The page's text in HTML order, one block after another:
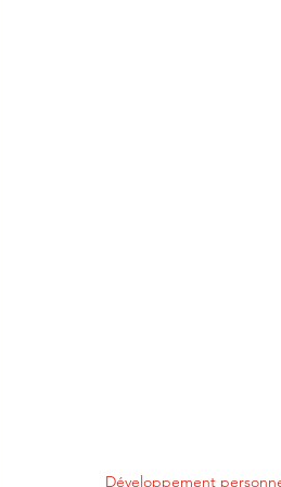
Développement